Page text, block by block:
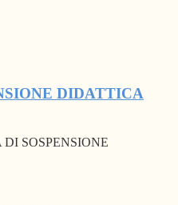
DIDATTICA
SOSPENSIONE